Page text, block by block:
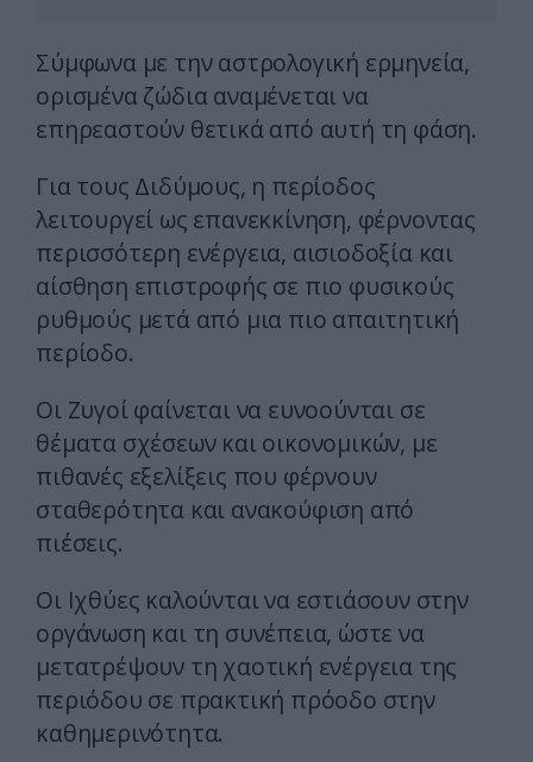
Σύμφωνα με την αστρολογική ερμηνεία,
ορισμένα ζώδια αναμένεται να
επηρεαστούν θετικά από αυτή τη φάση.
Για τους Διδύμους, η περίοδος
λειτουργεί ως επανεκκίνηση, φέρνοντας
περισσότερη ενέργεια, αισιοδοξία και
αίσθηση επιστροφής σε πιο φυσικούς
ρυθμούς μετά από μια πιο απαιτητική
περίοδο.
Οι Ζυγοί φαίνεται να ευνοούνται σε
θέματα σχέσεων και οικονομικών, με
πιθανές εξελίξεις που φέρνουν
σταθερότητα και ανακούφιση από
πιέσεις.
Οι Ιχθύες καλούνται να εστιάσουν στην
οργάνωση και τη συνέπεια, ώστε να
μετατρέψουν τη χαοτική ενέργεια της
περιόδου σε πρακτική πρόοδο στην
καθημερινότητα.